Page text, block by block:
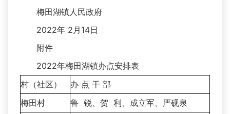
梅田湖镇人民政府
2022年 2月14日
附件
2022年梅田湖镇办点安排表
村（社区）
办 点 干 部
梅田村
鲁 锐、贺 利、成立军、严砚泉